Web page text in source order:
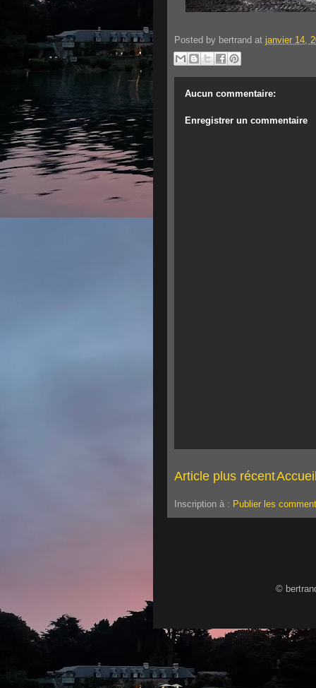
Posted by bertrand at janvier 14,
Aucun commentaire:
Enregistrer un commentaire
Article plus récent
Inscription à : Publier les
©